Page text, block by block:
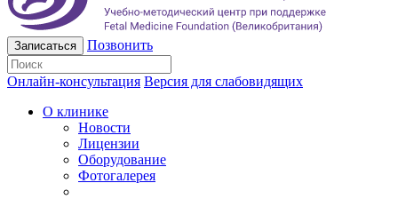
Записаться Позвонить
Онлайн-консультация Версия для слабовидящих
О клинике
Новости
Лицензии
Оборудование
Фотогалерея